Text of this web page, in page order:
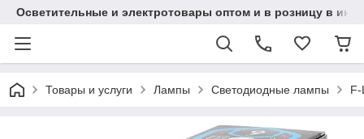
Осветительные и электротовары оптом и в розницу в
Товары и услуги Лампы Светодиодные лампы